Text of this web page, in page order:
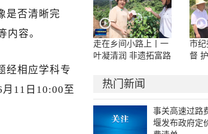
是否清晰完
内容。
经相应学科专
11日10:00至
走在乡间小路上丨一
叶凝清润 非遗拓富路
市纪
督
热门新闻
事关高速过路
堰发布政府定